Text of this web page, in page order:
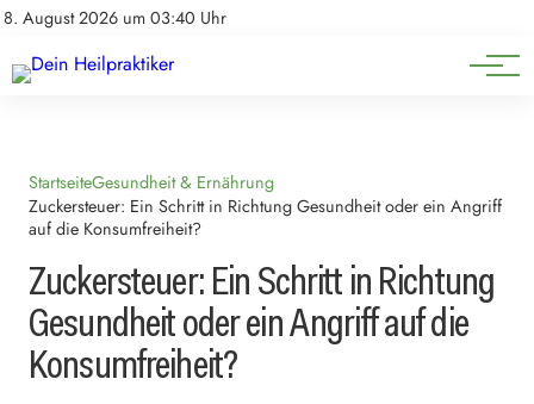
8. August 2026 um 03:40 Uhr
Impressum
Natürliche Medizin
Heilpflanzen & Kräuterkunde
StartseiteGesundheit & Ernährung
Zuckersteuer: Ein Schritt in Richtung Gesundheit oder ein Angriff
auf die Konsumfreiheit?
Zuckersteuer: Ein Schritt in Richtung
Gesundheit oder ein Angriff auf die
Konsumfreiheit?